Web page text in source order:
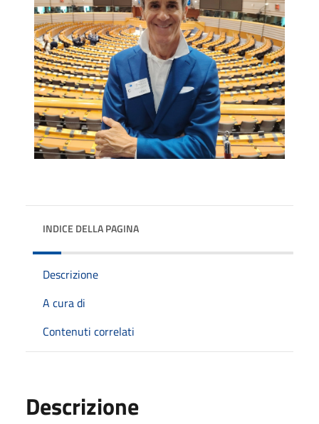
INDICE DELLA PAGINA
Descrizione
A cura di
Contenuti correlati
Descrizione